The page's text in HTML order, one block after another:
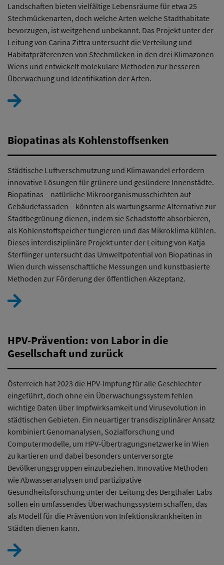
Landschaften bieten vielfältige Lebensräume für etwa 25
Stechmückenarten, doch welche Arten welche Stadthabitate
bevorzugen, ist weitgehend unbekannt. Das Projekt unter der
Leitung von Carina Zittra untersucht die Verteilung und
Habitatpräferenzen von Stechmücken in den drei Klimazonen
Wiens und entwickelt molekulare Methoden zur besseren
Überwachung und Identifikation der Arten.
Biopatinas als Kohlenstoffsenken
Städtische Luftverschmutzung und Klimawandel erfordern
innovative Lösungen für grünere und gesündere Innenstädte.
Biopatinas – natürliche Mikroorganismusschichten auf
Gebäudefassaden – könnten als wartungsarme Alternative zur
Stadtbegrünung dienen, indem sie Schadstoffe absorbieren,
als Kohlenstoffspeicher fungieren und das Mikroklima kühlen.
Dieses interdisziplinäre Projekt unter der Leitung von Katja
Sterflinger untersucht das Umweltpotential von Biopatinas in
Wien durch wissenschaftliche Messungen und kunstbasierte
Methoden zur Förderung der öffentlichen Akzeptanz.
HPV-Prävention: von Labor in die
Gesellschaft und zurück
Österreich hat 2023 die HPV-Impfung für alle Geschlechter
eingeführt, doch ohne ein Überwachungssystem fehlen
wichtige Daten über Impfwirksamkeit und Virusevolution in
städtischen Gebieten. Ein neuartiger transdisziplinärer Ansatz
kombiniert Genomanalysen, Sozialforschung und
Computermodelle, um HPV-Übertragungsnetzwerke in Wien
zu kartieren und dabei besonders unterversorgte
Bevölkerungsgruppen einzubeziehen. Innovative Methoden
wie Abwasseranalysen und partizipative
Gesundheitsforschung unter der Leitung des Bergthaler Labs
sollen ein umfassendes Überwachungssystem schaffen, das
als Modell für die Prävention von Infektionskrankheiten in
Städten dienen kann.